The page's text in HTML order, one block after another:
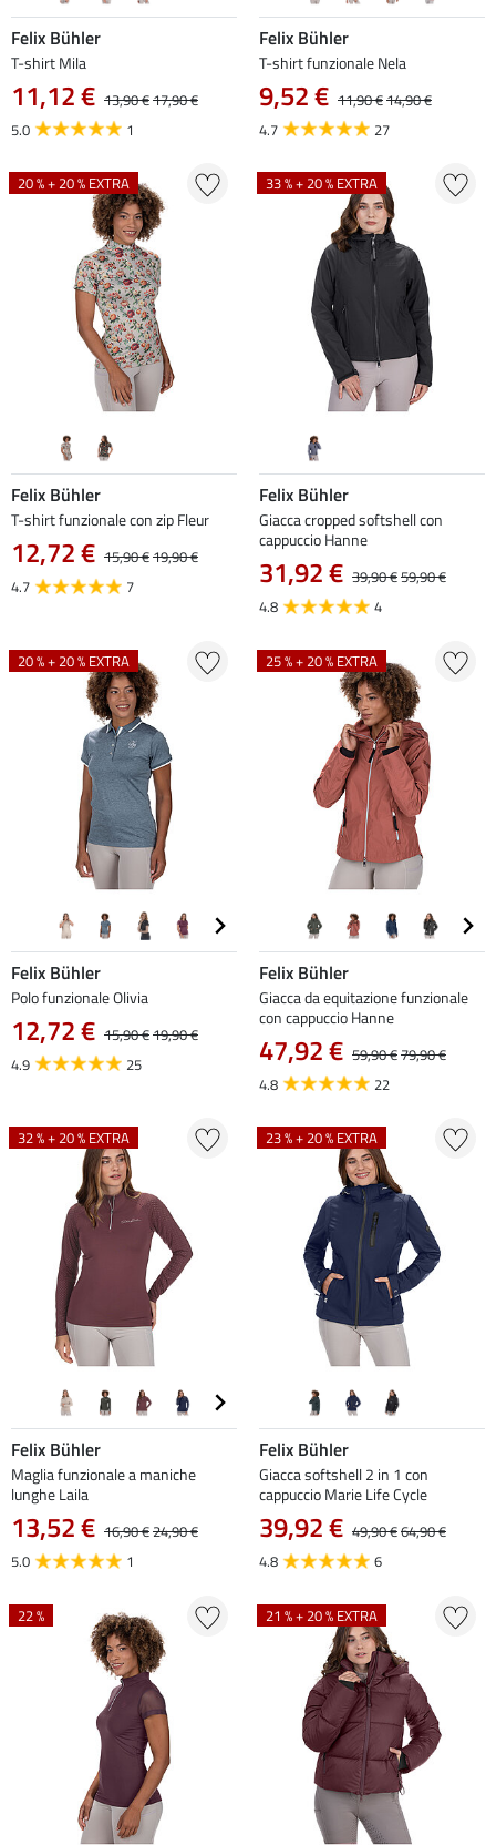
Felix Bühler
T-shirt Mila
11,12 € 13,90 €17,90 €
5.0
1
Felix Bühler
T-shirt funzionale Nela
9,52 € 11,90 €14,90 €
4.7
27
20 % + 20 % EXTRA
Felix Bühler
T-shirt funzionale con zip Fleur
12,72 € 15,90 €19,90 €
4.7
7
33 % + 20 % EXTRA
Felix Bühler
Giacca cropped softshell con
cappuccio Hanne
31,92 € 39,90 €59,90 €
4.8
4
20 % + 20 % EXTRA
Felix Bühler
Polo funzionale Olivia
12,72 € 15,90 €19,90 €
4.9
25
25 % + 20 % EXTRA
Felix Bühler
Giacca da equitazione funzionale
con cappuccio Hanne
47,92 € 59,90 €79,90 €
4.8
22
32 % + 20 % EXTRA
Felix Bühler
Maglia funzionale a maniche
lunghe Laila
13,52 € 16,90 €24,90 €
5.0
1
23 % + 20 % EXTRA
Felix Bühler
Giacca softshell 2 in 1 con
cappuccio Marie Life Cycle
39,92 € 49,90 €64,90 €
4.8
6
22 % 21 % + 20 % EXTRA